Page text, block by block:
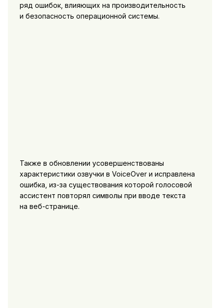
ряд ошибок, влияющих на производительность
и безопасность операционной системы.
Также в обновлении усовершенствованы
характеристики озвучки в VoiceOver и исправлена
ошибка, из-за существования которой голосовой
ассистент повторял символы при вводе текста
на веб-странице.